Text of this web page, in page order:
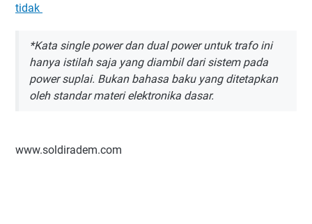
tidak
*Kata single power dan dual power untuk trafo ini
hanya istilah saja yang diambil dari sistem pada
power suplai. Bukan bahasa baku yang ditetapkan
oleh standar materi elektronika dasar.
www.soldiradem.com